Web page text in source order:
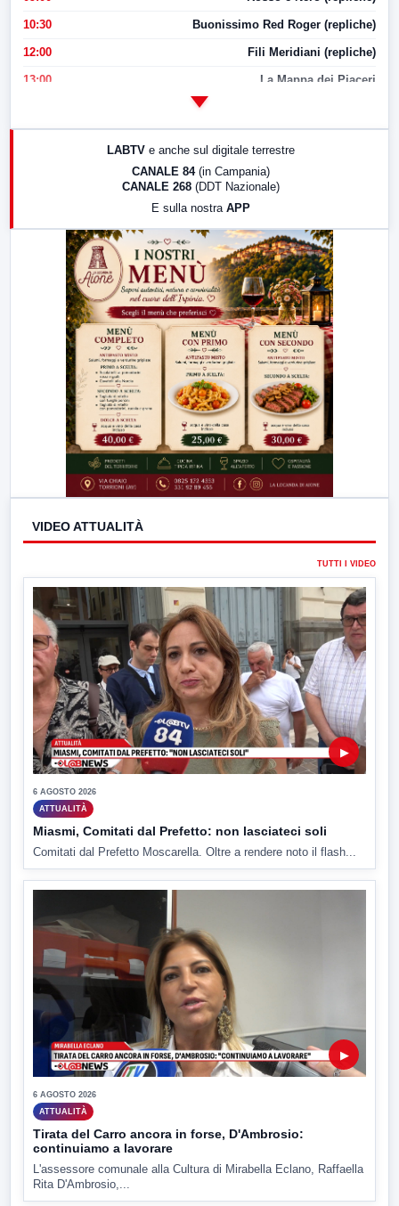
10:30 Buonissimo Red Roger (repliche)
12:00 Fili Meridiani (repliche)
13:00 La Mappa dei Piaceri
17:00 LabNews (replica)
LabNews (replica)
LABTV e anche sul digitale terrestre
CANALE 84 (in Campania)
CANALE 268 (DDT Nazionale)
E sulla nostra APP
VIDEO ATTUALITÀ
TUTTI I VIDEO
▶
6 AGOSTO 2026
ATTUALITÀ
Miasmi, Comitati dal Prefetto: non lasciateci soli
Comitati dal Prefetto Moscarella. Oltre a rendere noto il flash...
▶
6 AGOSTO 2026
ATTUALITÀ
Tirata del Carro ancora in forse, D'Ambrosio:
continuiamo a lavorare
L'assessore comunale alla Cultura di Mirabella Eclano, Raffaella
Rita D'Ambrosio,...